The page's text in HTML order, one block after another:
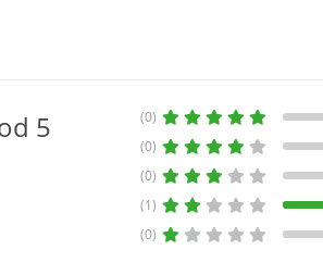
5
(0)
(0)
(0)
(1)
(0)